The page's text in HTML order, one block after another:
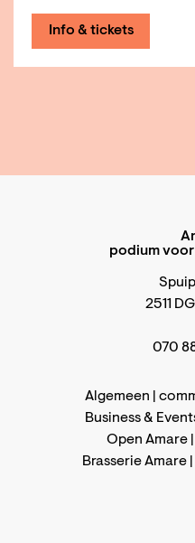
Info & tickets
podium voor
2511
070
Algemeen |
Business &
Open Amare |
Brasserie Amare |